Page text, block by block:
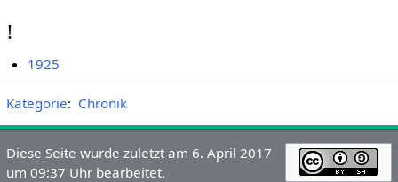
!
1925
Kategorie: Chronik
Diese Seite wurde zuletzt am 6. April 2017
um 09:37 Uhr bearbeitet.